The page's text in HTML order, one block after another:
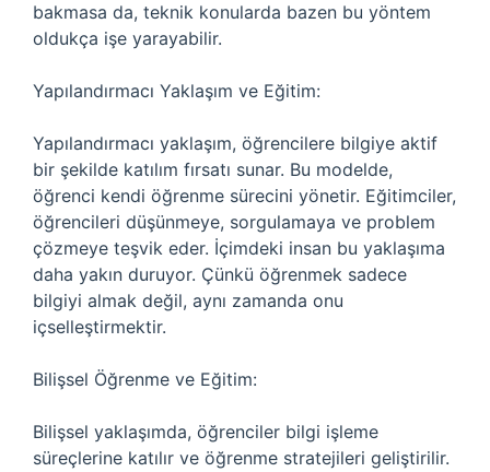
bakmasa da, teknik konularda bazen bu yöntem
oldukça işe yarayabilir.
Yapılandırmacı Yaklaşım ve Eğitim:
Yapılandırmacı yaklaşım, öğrencilere bilgiye aktif
bir şekilde katılım fırsatı sunar. Bu modelde,
öğrenci kendi öğrenme sürecini yönetir. Eğitimciler,
öğrencileri düşünmeye, sorgulamaya ve problem
çözmeye teşvik eder. İçimdeki insan bu yaklaşıma
daha yakın duruyor. Çünkü öğrenmek sadece
bilgiyi almak değil, aynı zamanda onu
içselleştirmektir.
Bilişsel Öğrenme ve Eğitim:
Bilişsel yaklaşımda, öğrenciler bilgi işleme
süreçlerine katılır ve öğrenme stratejileri geliştirilir.